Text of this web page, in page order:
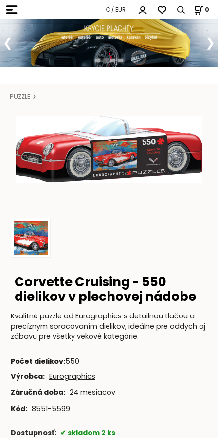
€ / EUR 0
PUZZLE
Corvette Cruising - 550
dielikov v plechovej nádobe
Kvalitné puzzle od Eurographics s detailnou tlačou a
precíznym spracovaním dielikov, ideálne pre oddych aj
zábavu pre všetky vekové kategórie.
Počet dielikov:550
Výrobca: Eurographics
Záručná doba: 24 mesiacov
Kód: 8551-5599
Dostupnosť: skladom 2 ks